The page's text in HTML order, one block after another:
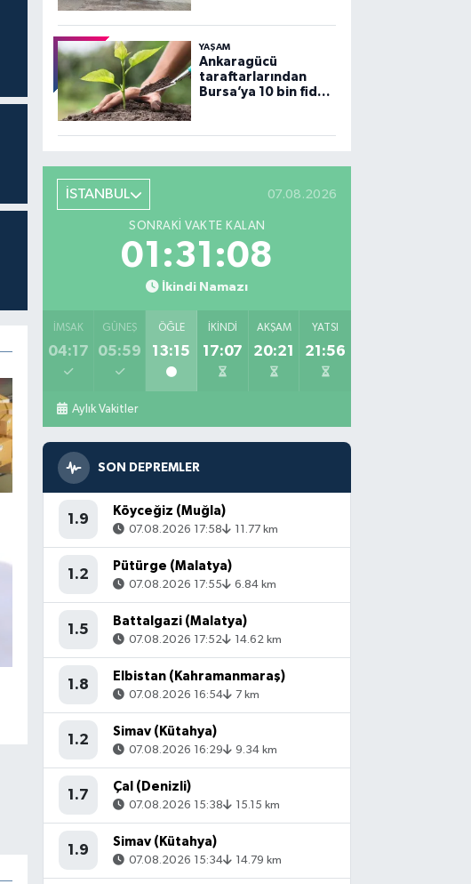
açıklama
YAŞAM
Ankaragücü
taraftarlarından
Bursa’ya 10 bin fidan
İSTANBUL 07.08.2026
SONRAKI VAKTE KALAN
01:31:07
İkindi Namazı
İMSAK
04:17
GÜNEŞ
05:59
ÖĞLE
13:15
İKINDI
17:07
AKŞAM
20:21
YATSI
21:56
Aylık Vakitler
SON DEPREMLER
1.9
Köyceğiz (Muğla)
07.08.2026 17:58 11.77 km
1.2
Pütürge (Malatya)
07.08.2026 17:55 6.84 km
1.5
Battalgazi (Malatya)
07.08.2026 17:52 14.62 km
1.8
Elbistan (Kahramanmaraş)
07.08.2026 16:54 7 km
1.2
Simav (Kütahya)
07.08.2026 16:29 9.34 km
1.7
Çal (Denizli)
07.08.2026 15:38 15.15 km
1.9
Simav (Kütahya)
07.08.2026 15:34 14.79 km